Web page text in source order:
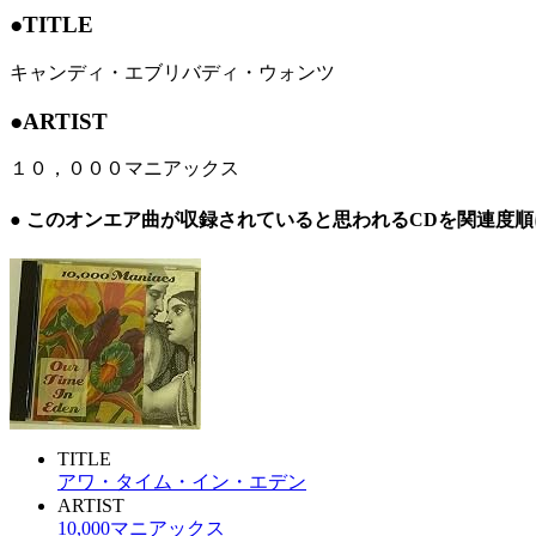
●TITLE
キャンディ・エブリバディ・ウォンツ
●ARTIST
１０，０００マニアックス
● このオンエア曲が収録されていると思われるCDを関連度
TITLE
アワ・タイム・イン・エデン
ARTIST
10,000マニアックス